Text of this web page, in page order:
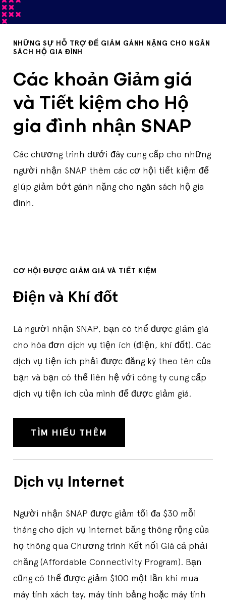
NHỮNG SỰ HỖ TRỢ ĐỂ GIẢM GÁNH NẶNG CHO NGÂN
SÁCH HỘ GIA ĐÌNH
Các khoản Giảm giá
và Tiết kiệm cho Hộ
gia đình nhận SNAP
Các chương trình dưới đây cung cấp cho những
người nhận SNAP thêm các cơ hội tiết kiệm để
giúp giảm bớt gánh nặng cho ngân sách hộ gia
đình.
CƠ HỘI ĐƯỢC GIẢM GIÁ VÀ TIẾT KIỆM
Điện và Khí đốt
Là người nhận SNAP, bạn có thể được giảm giá
cho hóa đơn dịch vụ tiện ích (điện, khí đốt). Các
dịch vụ tiện ích phải được đăng ký theo tên của
bạn và bạn có thể liên hệ với công ty cung cấp
dịch vụ tiện ích của mình để được giảm giá.
TÌM HIỂU THÊM
Dịch vụ Internet
Người nhận SNAP được giảm tối đa $30 mỗi
tháng cho dịch vụ internet băng thông rộng của
họ thông qua Chương trình Kết nối Giá cả phải
chăng (Affordable Connectivity Program). Bạn
cũng có thể được giảm $100 một lần khi mua
máy tính xách tay, máy tính bảng hoặc máy tính